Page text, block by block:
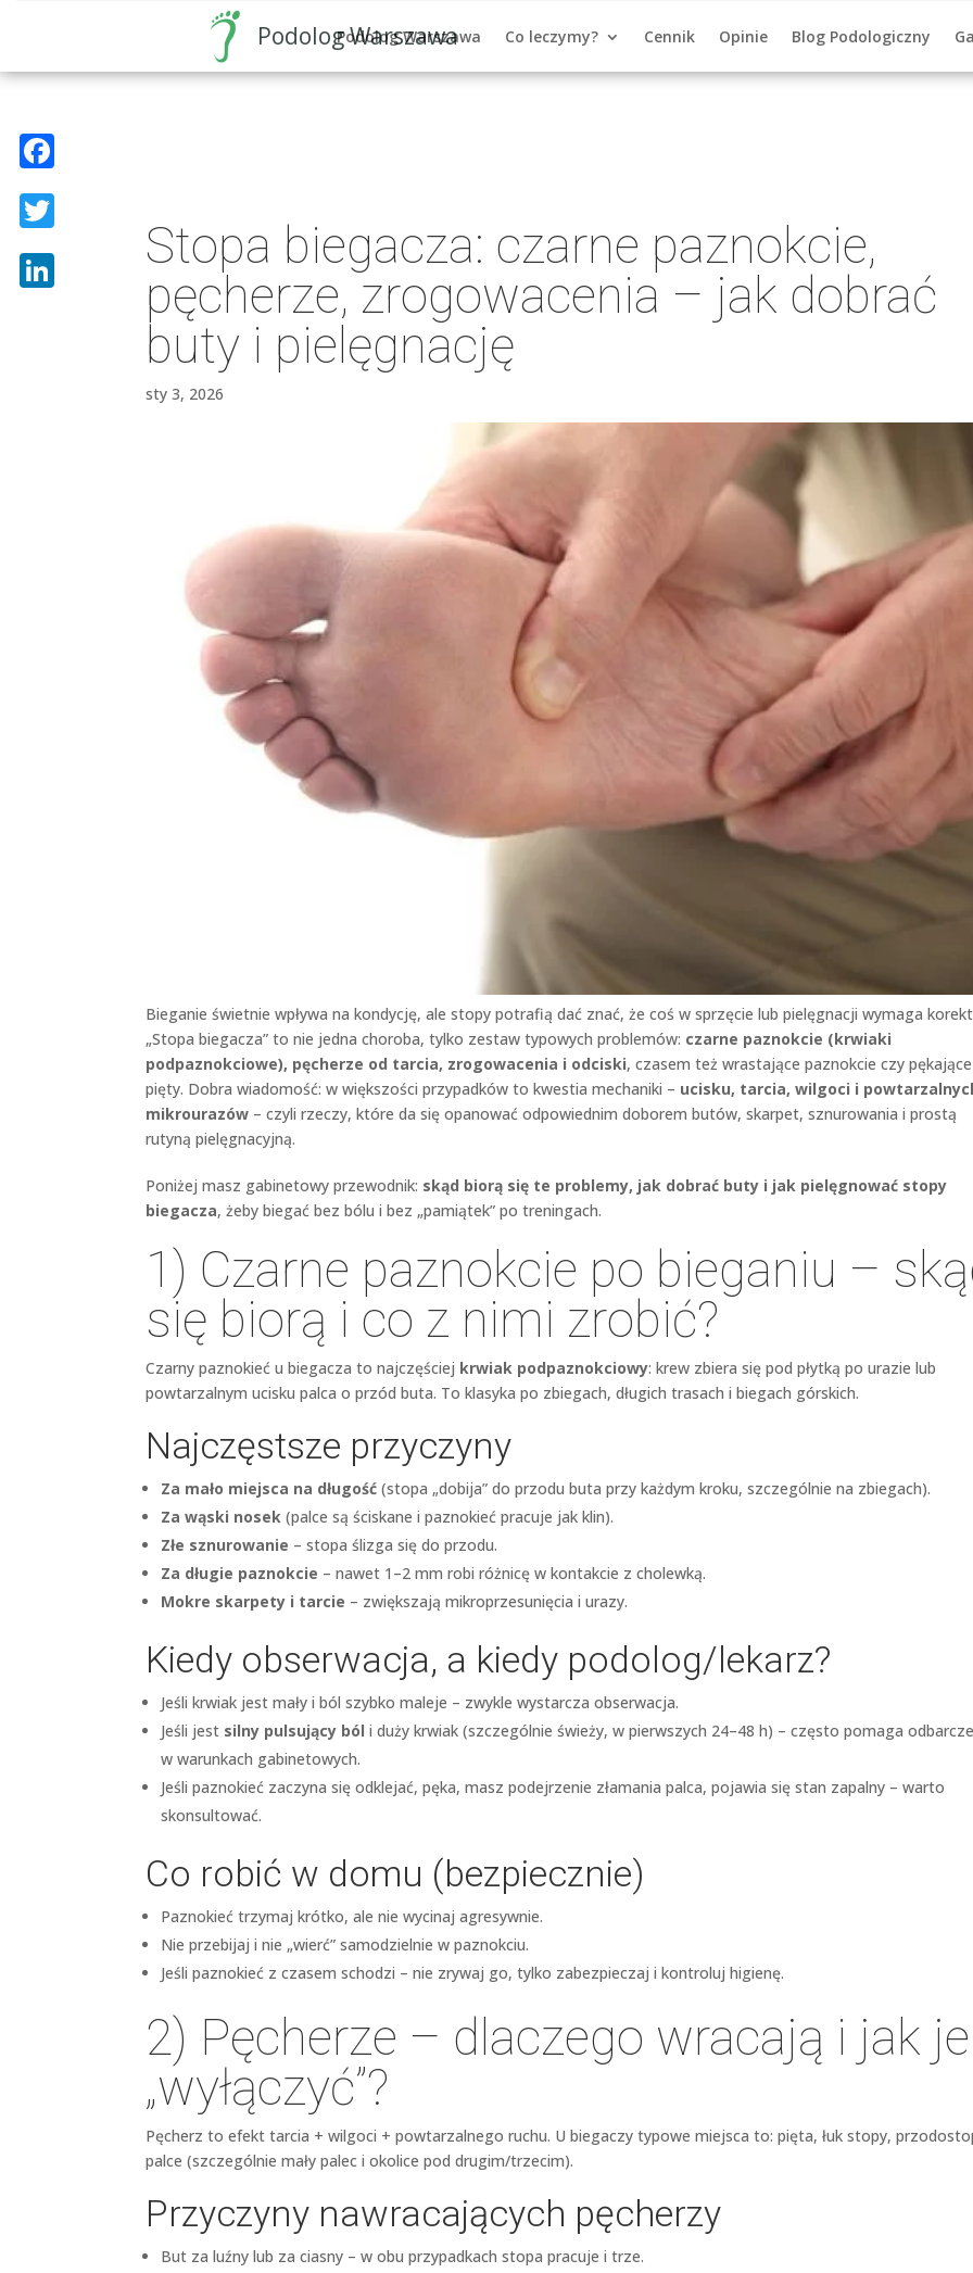
Podolog Warszawa
Podolog Warszawa Co leczymy? Cennik Opinie Blog Podologiczny
Stopa biegacza: czarne paznokcie,
pęcherze, zrogowacenia – jak dobrać
buty i pielęgnację
sty 3, 2026
Bieganie świetnie wpływa na kondycję, ale stopy potrafią dać znać, że coś w sprzęcie lub pielęgnacji wymaga
„Stopa biegacza” to nie jedna choroba, tylko zestaw typowych problemów: czarne paznokcie (krwiaki
podpaznokciowe), pęcherze od tarcia, zrogowacenia i odciski, czasem też wrastające paznokcie czy pękające
pięty. Dobra wiadomość: w większości przypadków to kwestia mechaniki – ucisku, tarcia, wilgoci i
mikrourazów – czyli rzeczy, które da się opanować odpowiednim doborem butów, skarpet, sznurowania i prostą
rutyną pielęgnacyjną.
Poniżej masz gabinetowy przewodnik: skąd biorą się te problemy, jak dobrać buty i jak pielęgnować stopy
biegacza, żeby biegać bez bólu i bez „pamiątek” po treningach.
1) Czarne paznokcie po bieganiu –
się biorą i co z nimi zrobić?
Czarny paznokieć u biegacza to najczęściej krwiak podpaznokciowy: krew zbiera się pod płytką po urazie lub
powtarzalnym ucisku palca o przód buta. To klasyka po zbiegach, długich trasach i biegach górskich.
Najczęstsze przyczyny
Za mało miejsca na długość (stopa „dobija” do przodu buta przy każdym kroku, szczególnie na zbiegach).
Za wąski nosek (palce są ściskane i paznokieć pracuje jak klin).
Złe sznurowanie – stopa ślizga się do przodu.
Za długie paznokcie – nawet 1–2 mm robi różnicę w kontakcie z cholewką.
Mokre skarpety i tarcie – zwiększają mikroprzesunięcia i urazy.
Kiedy obserwacja, a kiedy podolog/lekarz?
Jeśli krwiak jest mały i ból szybko maleje – zwykle wystarcza obserwacja.
Jeśli jest silny pulsujący ból i duży krwiak (szczególnie świeży, w pierwszych 24–48 h) – często pomaga
w warunkach gabinetowych.
Jeśli paznokieć zaczyna się odklejać, pęka, masz podejrzenie złamania palca, pojawia się stan zapalny – warto
skonsultować.
Co robić w domu (bezpiecznie)
Paznokieć trzymaj krótko, ale nie wycinaj agresywnie.
Nie przebijaj i nie „wierć” samodzielnie w paznokciu.
Jeśli paznokieć z czasem schodzi – nie zrywaj go, tylko zabezpieczaj i kontroluj higienę.
2) Pęcherze – dlaczego wracają i jak je
„wyłączyć”?
Pęcherz to efekt tarcia + wilgoci + powtarzalnego ruchu. U biegaczy typowe miejsca to: pięta, łuk stopy,
palce (szczególnie mały palec i okolice pod drugim/trzecim).
Przyczyny nawracających pęcherzy
But za luźny lub za ciasny – w obu przypadkach stopa pracuje i trze.